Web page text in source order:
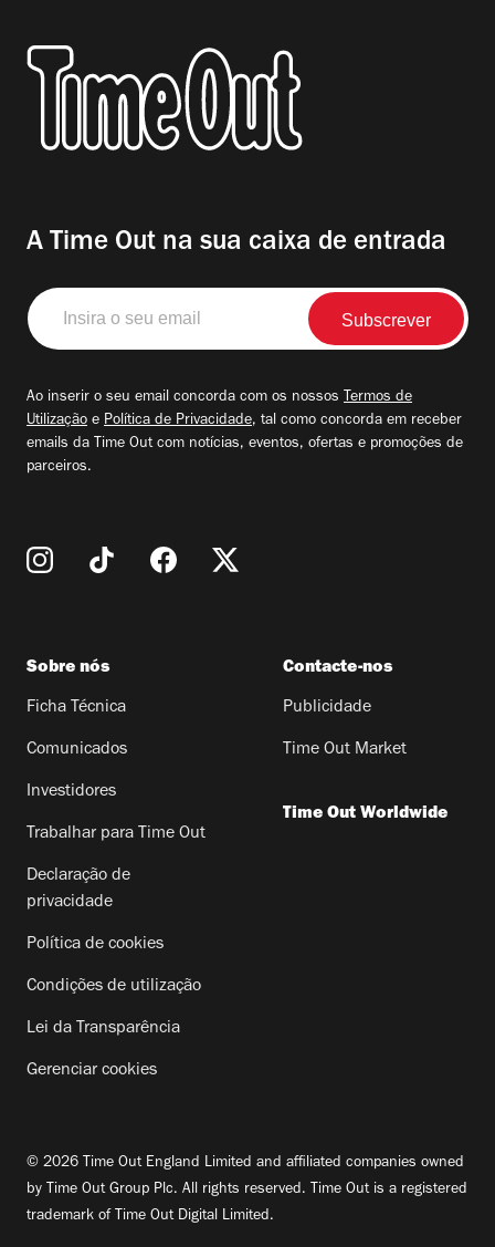
A Time Out na sua caixa de entrada
Insira
o
seu
Ao inserir o seu email concorda com os nossos Termos de
Utilização e Política de Privacidade, tal como concorda em receber
emails da Time Out com notícias, eventos, ofertas e promoções de
parceiros.
Sobre nós
Ficha Técnica
Comunicados
Investidores
Trabalhar para Time Out
Declaração de
privacidade
Política de cookies
Condições de utilização
Lei da Transparência
Gerenciar cookies
Contacte-nos
Publicidade
Time Out Market
Time Out Worldwide
© 2026 Time Out England Limited and affiliated companies owned
by Time Out Group Plc. All rights reserved. Time Out is a registered
trademark of Time Out Digital Limited.